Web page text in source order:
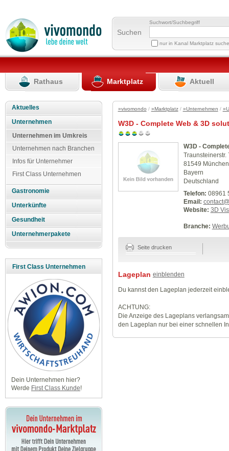
Suchen
Suchwort/Suchbegriff
nur in Kanal Marktplatz
Rathaus Marktplatz Aktuell
Aktuelles
Unternehmen
Unternehmen im Umkreis
Unternehmen nach Branchen
Infos für Unternehmer
First Class Unternehmen
Gastronomie
Unterkünfte
Gesundheit
Unternehmerpakete
First Class Unternehmen
Dein Unternehmen hier?
Werde First Class Kunde!
»vivomondo / »Marktplatz/ »Unternehmen /
W3D - Complete Web & 3D
W3D -
Traunsteinerstr.
81549 München
Bayern
Deutschland
Telefon: 08961
Email:
Website: 3D
Branche:
Seite drucken
Lageplan einblenden
Du kannst den Lageplan jederzeit
ACHTUNG:
Die Anzeige des Lageplans
den Lageplan nur bei einer schnellen